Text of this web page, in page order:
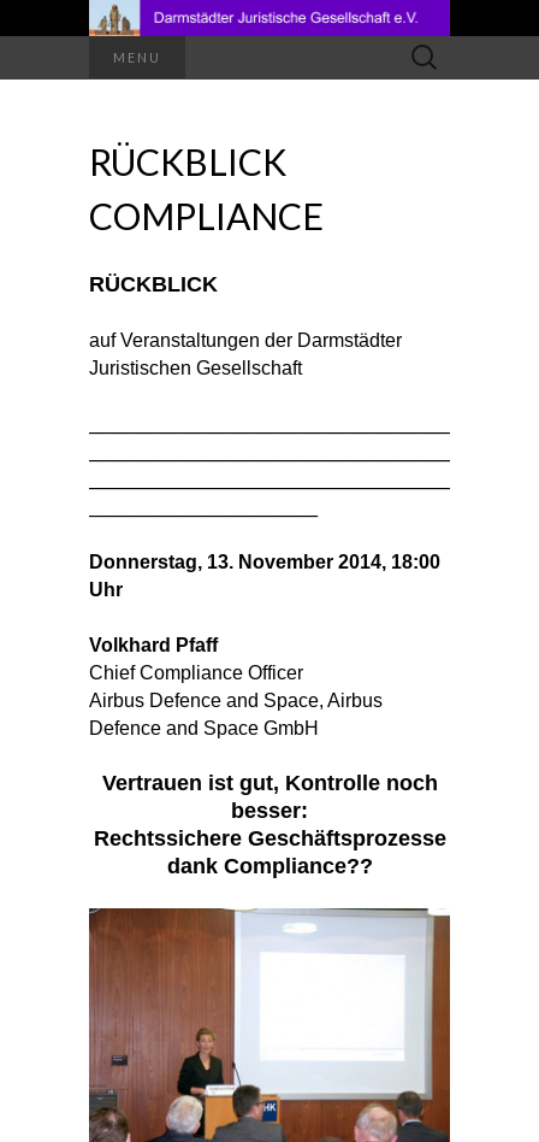
MENU
Suchen
nach:
RÜCKBLICK
COMPLIANCE
RÜCKBLICK
auf Veranstaltungen der Darmstädter
Juristischen Gesellschaft
Donnerstag, 13. November 2014, 18:00
Uhr
Volkhard Pfaff
Chief Compliance Officer
Airbus Defence and Space, Airbus
Defence and Space GmbH
Vertrauen ist gut, Kontrolle noch
besser:
Rechtssichere Geschäftsprozesse
dank Compliance??